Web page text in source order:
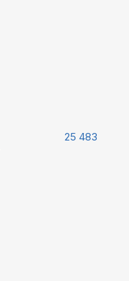
25 483